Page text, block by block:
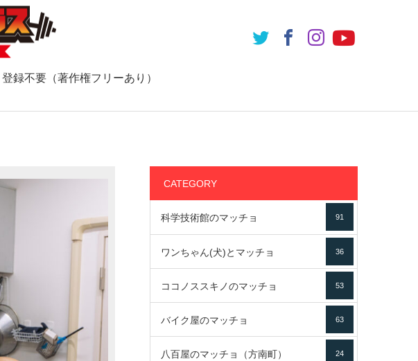
録不要（著作権フリーあり）
CATEGORY
科学技術館のマッチョ 91
ワンちゃん(犬)とマッチョ 36
ココノススキノのマッチョ 53
バイク屋のマッチョ 63
八百屋のマッチョ（方南町） 24